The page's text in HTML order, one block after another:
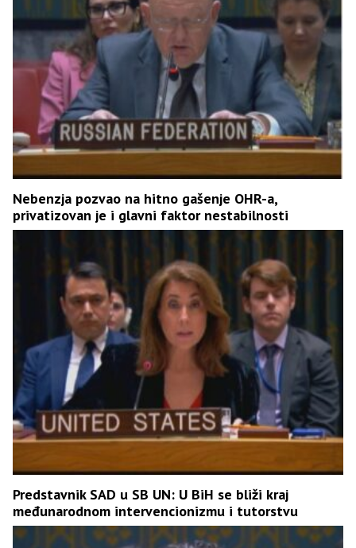
Nebenzja pozvao na hitno gašenje OHR-a,
privatizovan je i glavni faktor nestabilnosti
Predstavnik SAD u SB UN: U BiH se bliži kraj
međunarodnom intervencionizmu i tutorstvu